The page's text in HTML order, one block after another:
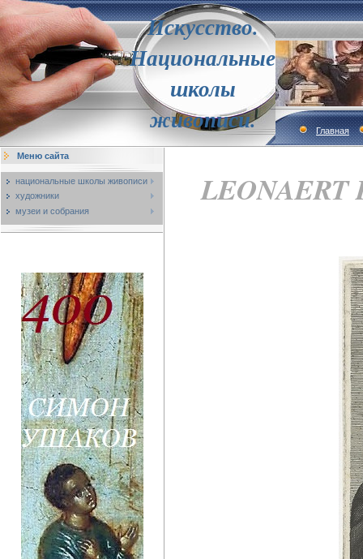
Искусство.
Национальные
школы
живописи.
Главная
Меню сайта
национальные школы живописи
художники
музеи и собрания